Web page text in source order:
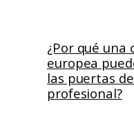
¿Por qué una
europea
las puertas
profesional?